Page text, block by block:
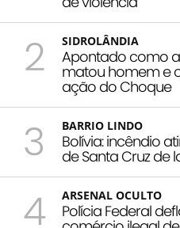
2 SIDROLÂNDIA
Apontado como
matou homem e
ação do Choque
3 BARRIO LINDO
Bolívia: incêndio
de Santa Cruz de
4 ARSENAL OCULTO
Polícia Federal